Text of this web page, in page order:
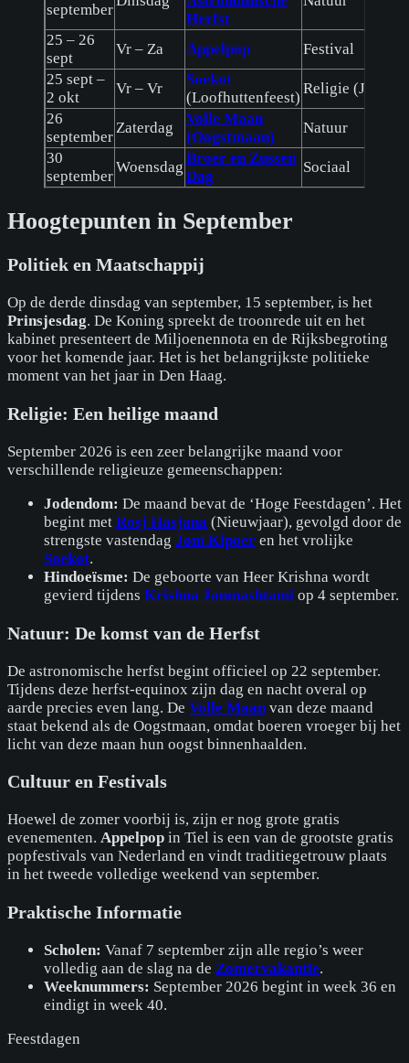
september
Herfst
25 – 26
sept
Vr – Za Appelpop
Festival
25 sept –
2 okt
Vr – Vr
Soekot
(Loofhuttenfeest)
Religie (Joods)
26
september
Zaterdag
Volle Maan
(Oogstmaan)
Natuur
30
september
Woensdag
Broer en Zussen
Dag
Sociaal
Hoogtepunten in September
Politiek en Maatschappij
Op de derde dinsdag van september, 15 september, is het
Prinsjesdag. De Koning spreekt de troonrede uit en het
kabinet presenteert de Miljoenennota en de Rijksbegroting
voor het komende jaar. Het is het belangrijkste politieke
moment van het jaar in Den Haag.
Religie: Een heilige maand
September 2026 is een zeer belangrijke maand voor
verschillende religieuze gemeenschappen:
Jodendom: De maand bevat de ‘Hoge Feestdagen’. Het
begint met Rosj Hasjana (Nieuwjaar), gevolgd door de
strengste vastendag Jom Kipoer en het vrolijke
Soekot.
Hindoeïsme: De geboorte van Heer Krishna wordt
gevierd tijdens Krishna Janmashtami op 4 september.
Natuur: De komst van de Herfst
De astronomische herfst begint officieel op 22 september.
Tijdens deze herfst-equinox zijn dag en nacht overal op
aarde precies even lang. De Volle Maan van deze maand
staat bekend als de Oogstmaan, omdat boeren vroeger bij het
licht van deze maan hun oogst binnenhaalden.
Cultuur en Festivals
Hoewel de zomer voorbij is, zijn er nog grote gratis
evenementen. Appelpop in Tiel is een van de grootste gratis
popfestivals van Nederland en vindt traditiegetrouw plaats
in het tweede volledige weekend van september.
Praktische Informatie
Scholen: Vanaf 7 september zijn alle regio’s weer
volledig aan de slag na de Zomervakantie.
Weeknummers: September 2026 begint in week 36 en
eindigt in week 40.
Feestdagen